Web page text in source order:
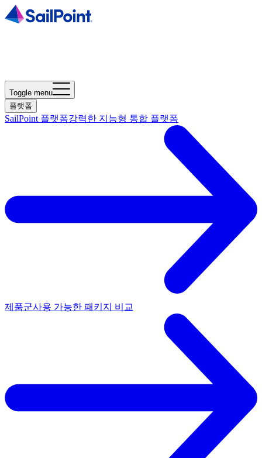
Toggle menu
플랫폼
SailPoint 플랫폼강력한 지능형 통합 플랫폼
제품군사용 가능한 패키지 비교